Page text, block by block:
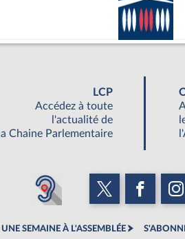
LCP
Accédez à toute
l'actualité de
la Chaine Parlementaire
UNE SEMAINE À L'ASSEMBLÉE